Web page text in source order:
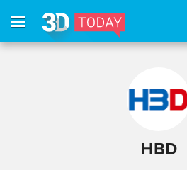
HBD